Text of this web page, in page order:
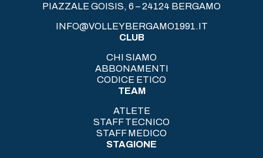
PIAZZALE GOISIS, 6 – 24124 BERGAMO
INFO@VOLLEYBERGAMO1991.IT
CLUB
CHI SIAMO
ABBONAMENTI
CODICE ETICO
TEAM
ATLETE
STAFF TECNICO
STAFF MEDICO
STAGIONE